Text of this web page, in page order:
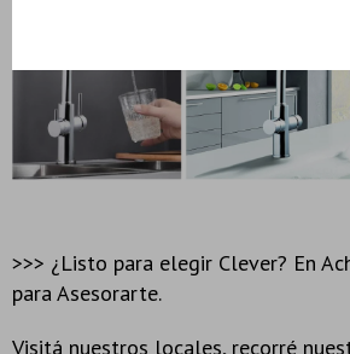
>>> ¿Listo para elegir Clever? En
para Asesorarte.
Visitá nuestros locales, recorré